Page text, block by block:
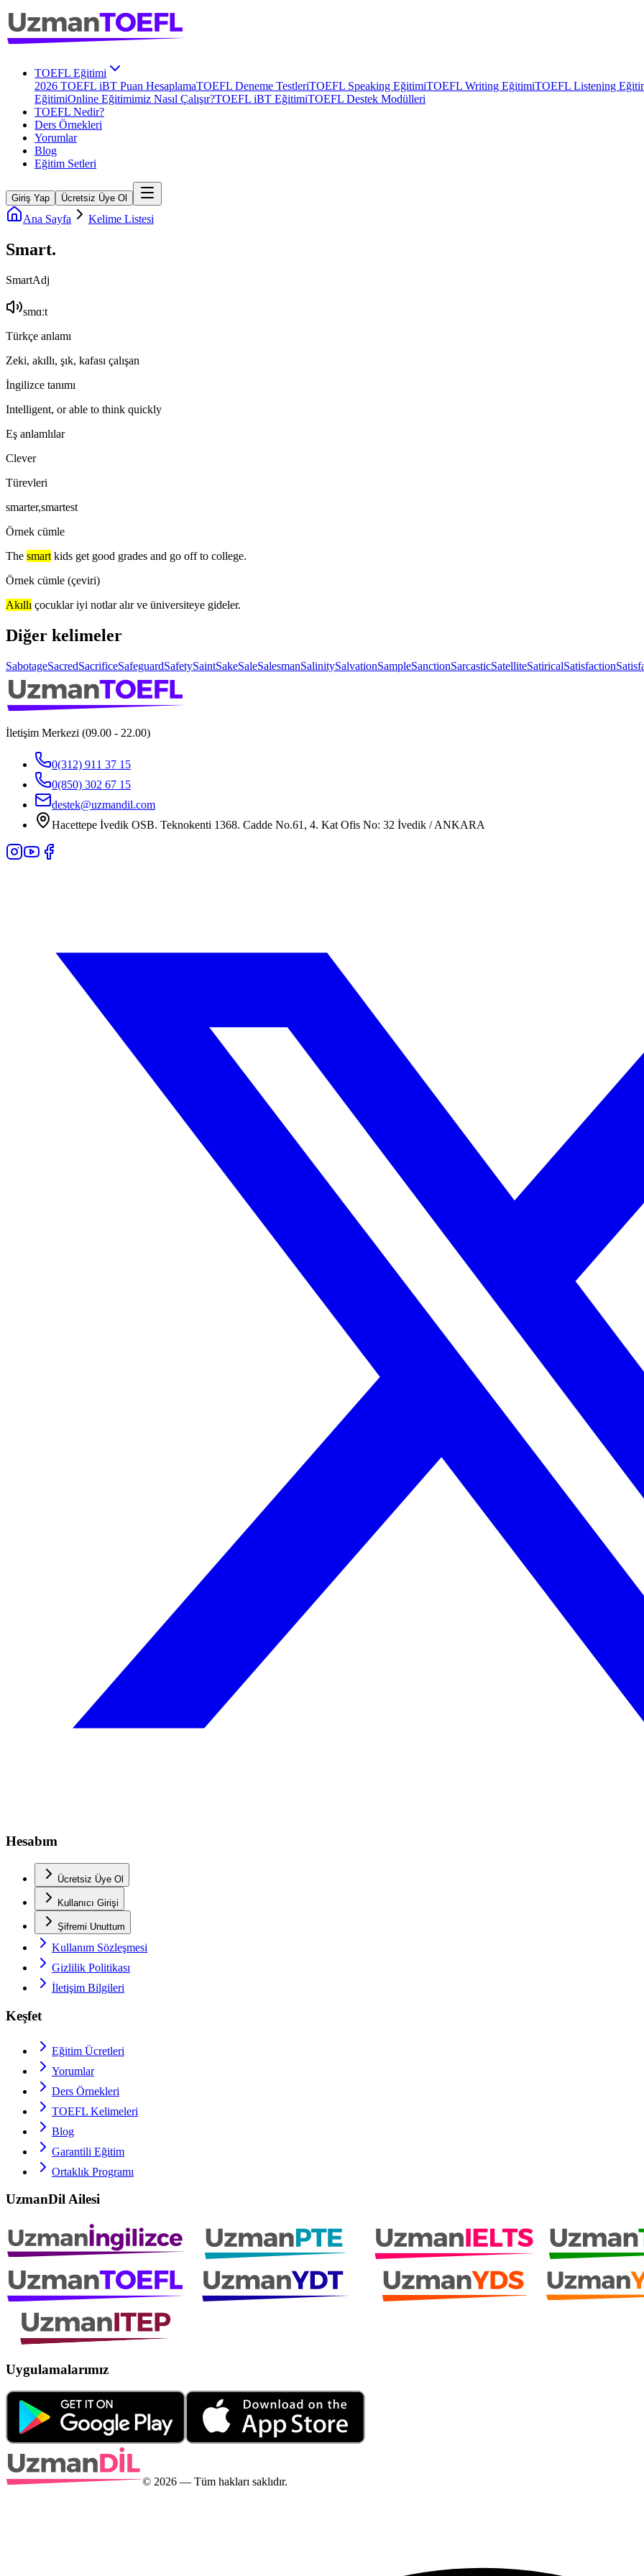
TOEFL Eğitimi
2026 TOEFL iBT Puan HesaplamaTOEFL Deneme TestleriTOEFL Speaking EğitimiTOEFL Writing EğitimiTOEFL Listening
EğitimiOnline Eğitimimiz Nasıl Çalışır?TOEFL iBT EğitimiTOEFL Destek Modülleri
TOEFL Nedir?
Ders Örnekleri
Yorumlar
Blog
Eğitim Setleri
Giriş Yap Ücretsiz Üye Ol
Ana Sayfa Kelime Listesi
Smart.
SmartAdj
smɑːt
Türkçe anlamı
Zeki, akıllı, şık, kafası çalışan
İngilizce tanımı
Intelligent, or able to think quickly
Eş anlamlılar
Clever
Türevleri
smarter,smartest
Örnek cümle
The smart kids get good grades and go off to college.
Örnek cümle (çeviri)
Akıllı çocuklar iyi notlar alır ve üniversiteye gideler.
Diğer kelimeler
SabotageSacredSacrificeSafeguardSafetySaintSakeSaleSalesmanSalinitySalvationSampleSanctionSarcasticSatelliteSatiricalSatisfaction
İletişim Merkezi (09.00 - 22.00)
0(312) 911 37 15
0(850) 302 67 15
destek@uzmandil.com
Hacettepe İvedik OSB. Teknokenti 1368. Cadde No.61, 4. Kat Ofis No: 32 İvedik / ANKARA
Hesabım
Ücretsiz Üye Ol
Kullanıcı Girişi
Şifremi Unuttum
Kullanım Sözleşmesi
Gizlilik Politikası
İletişim Bilgileri
Keşfet
Eğitim Ücretleri
Yorumlar
Ders Örnekleri
TOEFL Kelimeleri
Blog
Garantili Eğitim
Ortaklık Programı
UzmanDil Ailesi
Uygulamalarımız
© 2026 — Tüm hakları saklıdır.